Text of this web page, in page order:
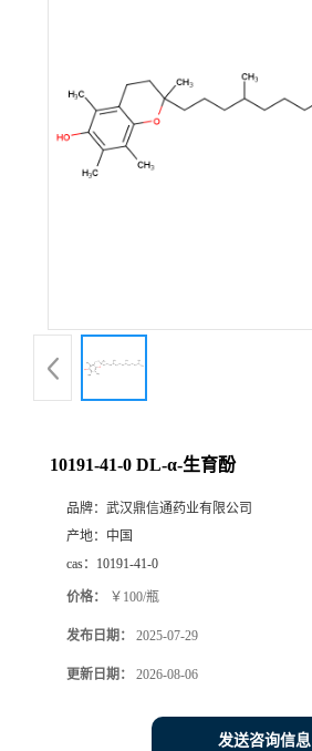
产
10191-41-0 DL-α-生育酚
品牌： 武汉鼎信通药业有限公司
产地： 中国
cas： 10191-41-0
价格： ￥100/瓶
发布日期： 2025-07-29
更新日期： 2026-08-06
发送咨询信息